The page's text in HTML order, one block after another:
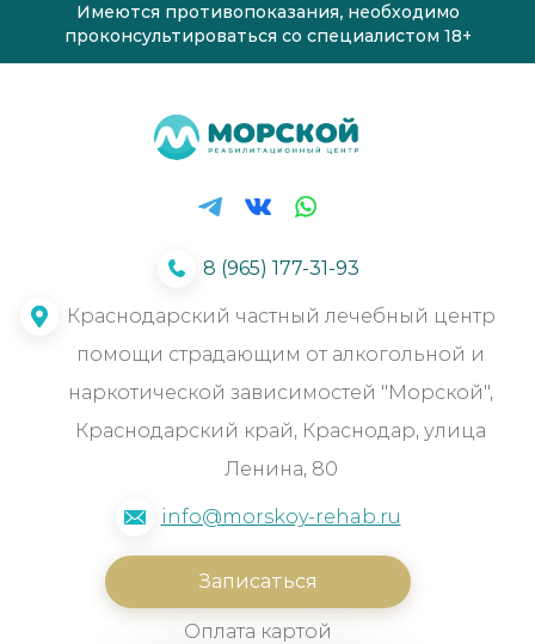
Имеются противопоказания, необходимо
проконсультироваться со специалистом 18+
8 (965) 177-31-93
Краснодарский частный лечебный центр
помощи страдающим от алкогольной и
наркотической зависимостей "Морской",
Краснодарский край, Краснодар, улица
Ленина, 80
info@morskoy-rehab.ru
Записаться
Оплата картой